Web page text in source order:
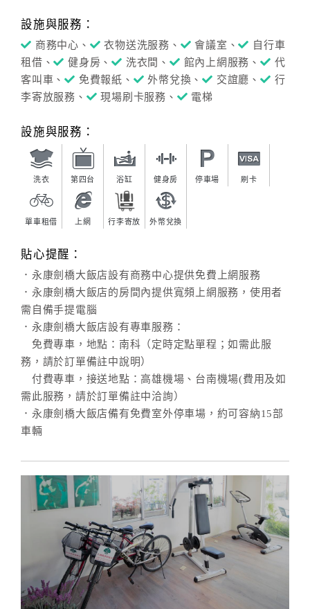
設施與服務：
商務中心、 衣物送洗服務、 會議室、
自行車
租借、
健身房、 洗衣間、 館內上網服務、
代
客叫車、
免費報紙、 外幣兌換、 交誼廳、
行
李寄放服務、
現場刷卡服務、 電梯
設施與服務：
洗衣 第四台 浴缸 健身房 停車場 刷卡
單車租借 上網 行李寄放 外幣兌換
貼心提醒：
．永康劍橋大飯店設有商務中心提供免費上網服務
．永康劍橋大飯店的房間內提供寬頻上網服務，使用者
需自備手提電腦
．永康劍橋大飯店設有專車服務：
免費專車，地點：南科（定時定點單程；如需此服
務，請於訂單備註中說明）
付費專車，接送地點：高雄機場、台南機場(費用及如
需此服務，請於訂單備註中洽詢）
．永康劍橋大飯店備有免費室外停車場，約可容納15部
車輛